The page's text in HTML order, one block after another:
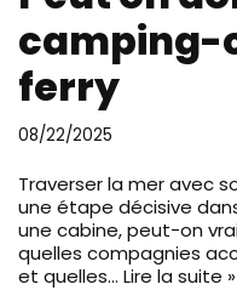
camping-
ferry
08/22/2025
Traverser la mer avec
une étape décisive
une cabine, peut-on
quelles compagnies
et quelles… Lire la suite »